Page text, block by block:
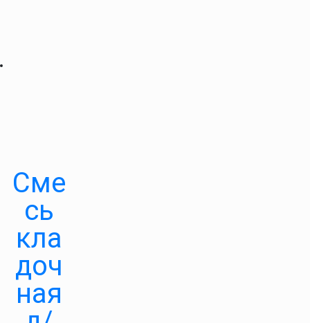
Сме
сь
кла
доч
ная